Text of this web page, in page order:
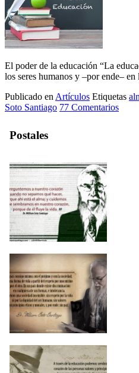
El poder de la educación “La
los seres humanos y –por ende–
Publicado enArtículos Etiquetas
Soto Santiago 77 Comentarios
Postales